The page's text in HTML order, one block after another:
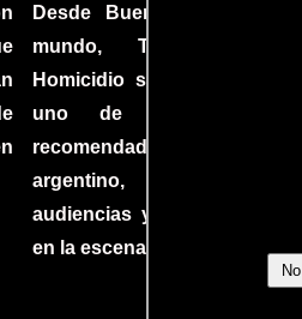
No
Desde Buenos Aires
mundo, Tesis sobre
Homicidio se ha convertido
uno de los filmes
recomendados del
argentino,
audiencias y dejando su
en la escena internacional.